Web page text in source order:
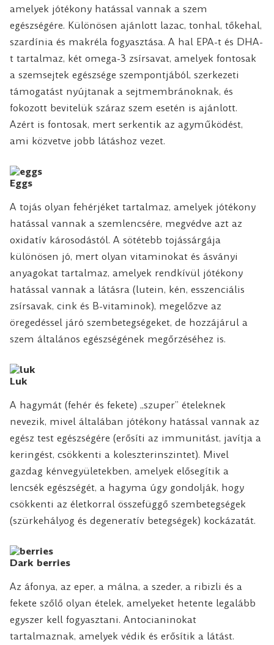
amelyek jótékony hatással vannak a szem
egészségére. Különösen ajánlott lazac, tonhal, tőkehal,
szardínia és makréla fogyasztása. A hal EPA-t és DHA-
t tartalmaz, két omega-3 zsírsavat, amelyek fontosak
a szemsejtek egészsége szempontjából, szerkezeti
támogatást nyújtanak a sejtmembránoknak, és
fokozott bevitelük száraz szem esetén is ajánlott.
Azért is fontosak, mert serkentik az agyműködést,
ami közvetve jobb látáshoz vezet.
Eggs
A tojás olyan fehérjéket tartalmaz, amelyek jótékony
hatással vannak a szemlencsére, megvédve azt az
oxidatív károsodástól. A sötétebb tojássárgája
különösen jó, mert olyan vitaminokat és ásványi
anyagokat tartalmaz, amelyek rendkívül jótékony
hatással vannak a látásra (lutein, kén, esszenciális
zsírsavak, cink és B-vitaminok), megelőzve az
öregedéssel járó szembetegségeket, de hozzájárul a
szem általános egészségének megőrzéséhez is.
Luk
A hagymát (fehér és fekete) „szuper” ételeknek
nevezik, mivel általában jótékony hatással vannak az
egész test egészségére (erősíti az immunitást, javítja a
keringést, csökkenti a koleszterinszintet). Mivel
gazdag kénvegyületekben, amelyek elősegítik a
lencsék egészségét, a hagyma úgy gondolják, hogy
csökkenti az életkorral összefüggő szembetegségek
(szürkehályog és degeneratív betegségek) kockázatát.
Dark berries
Az áfonya, az eper, a málna, a szeder, a ribizli és a
fekete szőlő olyan ételek, amelyeket hetente legalább
egyszer kell fogyasztani. Antocianinokat
tartalmaznak, amelyek védik és erősítik a látást.